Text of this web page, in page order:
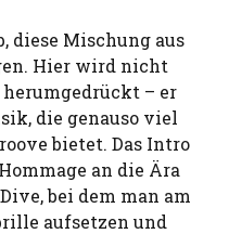
diese Mischung aus
Hier wird nicht
– er
die genauso viel
bietet. Das Intro
an die Ära
bei dem man am
aufsetzen und